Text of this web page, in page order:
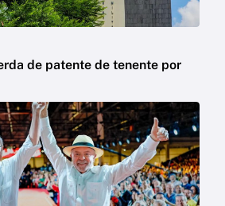
de patente de tenente por